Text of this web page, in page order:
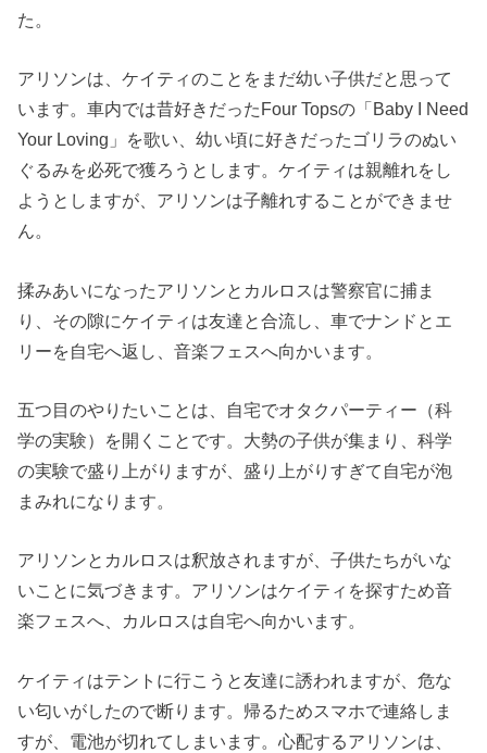
た。
アリソンは、ケイティのことをまだ幼い子供だと思って
います。車内では昔好きだったFour Topsの「Baby I Need
Your Loving」を歌い、幼い頃に好きだったゴリラのぬい
ぐるみを必死で獲ろうとします。ケイティは親離れをし
ようとしますが、アリソンは子離れすることができませ
ん。
揉みあいになったアリソンとカルロスは警察官に捕ま
り、その隙にケイティは友達と合流し、車でナンドとエ
リーを自宅へ返し、音楽フェスへ向かいます。
五つ目のやりたいことは、自宅でオタクパーティー（科
学の実験）を開くことです。大勢の子供が集まり、科学
の実験で盛り上がりますが、盛り上がりすぎて自宅が泡
まみれになります。
アリソンとカルロスは釈放されますが、子供たちがいな
いことに気づきます。アリソンはケイティを探すため音
楽フェスへ、カルロスは自宅へ向かいます。
ケイティはテントに行こうと友達に誘われますが、危な
い匂いがしたので断ります。帰るためスマホで連絡しま
すが、電池が切れてしまいます。心配するアリソンは、